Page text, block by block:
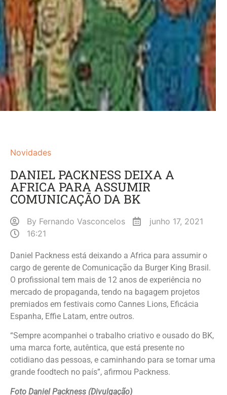
Novidades
DANIEL PACKNESS DEIXA A
AFRICA PARA ASSUMIR
COMUNICAÇÃO DA BK
By Fernando Vasconcelos
junho 17, 2021
16:21
Daniel Packness está deixando a Africa para assumir o
cargo de gerente de Comunicação da Burger King Brasil.
O profissional tem mais de 12 anos de experiência no
mercado de propaganda, tendo na bagagem projetos
premiados em festivais como Cannes Lions, Eficácia
Espanha, Effie Latam, entre outros.
“Sempre acompanhei o trabalho criativo e ousado do BK,
uma marca forte, autêntica, que está presente no
cotidiano das pessoas, e caminhando para se tornar uma
grande foodtech no país”, afirmou Packness.
Foto Daniel Packness (Divulgação)